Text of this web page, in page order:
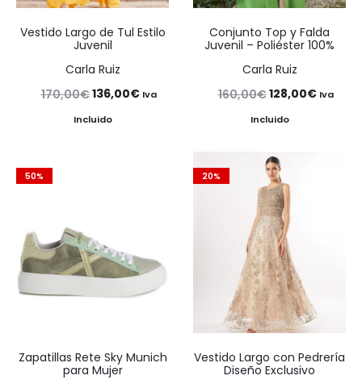
Vestido Largo de Tul Estilo
Juvenil
Carla Ruiz
170,00€El
precio
136,00€ElIva
Incluido
Conjunto Top y Falda
Juvenil – Poliéster 100%
Carla Ruiz
160,00€El
precio
era:
160,00€.
128,00€ElIva
Incluido
50%
Zapatillas Rete Sky Munich
para Mujer
20%
Vestido Largo con Pedrería
Diseño Exclusivo